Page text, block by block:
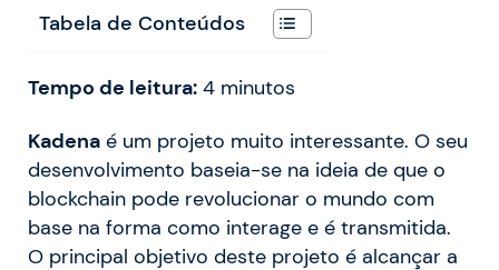
Tabela de Conteúdos
Tempo de leitura: 4 minutos
Kadena é um projeto muito interessante. O seu
desenvolvimento baseia-se na ideia de que o
blockchain pode revolucionar o mundo com
base na forma como interage e é transmitida.
O principal objetivo deste projeto é alcançar a